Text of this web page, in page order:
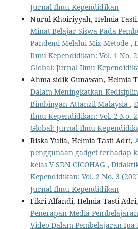
Jurnal Ilmu Kependidikan
Nurul Khoiriyyah, Helmia
Minat Belajar Siswa Pada
Pandemi Melalui Mix Metode ,
Ilmu Kependidikan: Vol. 1 No.
Global: Jurnal Ilmu
Ahma sidik Gunawan, Helmia
Dalam Meningkatkan
Bimbingan Attanzil Malaysia ,
Ilmu Kependidikan: Vol. 2 No.
Global: Jurnal Ilmu
Riska Yulia, Helmia Tasti Adri,
penggunaan gadget terhadap
kelas V SDN CICOHAG ,
Kependidikan: Vol. 2 No. 3
Jurnal Ilmu Kependidikan
Fikri Alfandi, Helmia Tasti
Penerapan Media
Video Dalam Pembelajaran Ipa